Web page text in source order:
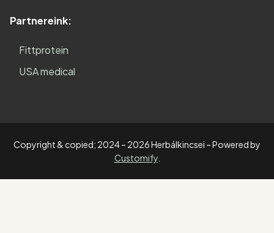
Partnereink:
Fittprotein
USA medical
Copyright & copied; 2024 – 2026 Herbálkincsei – Powered by
Customify.